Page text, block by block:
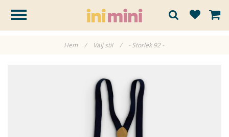
Hem / Välj stil / - Storlek 92 -